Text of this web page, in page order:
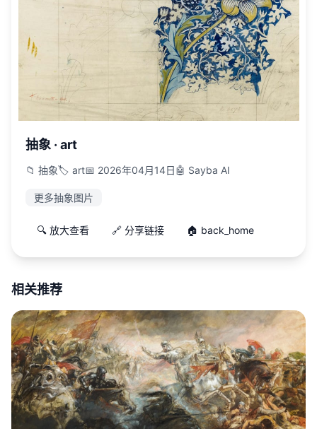
抽象 · art
📁 抽象🏷️ art📅 2026年04月14日🤖 Sayba AI
更多抽象图片
🔍 放大查看 🔗 分享链接 🏠 back_home
相关推荐